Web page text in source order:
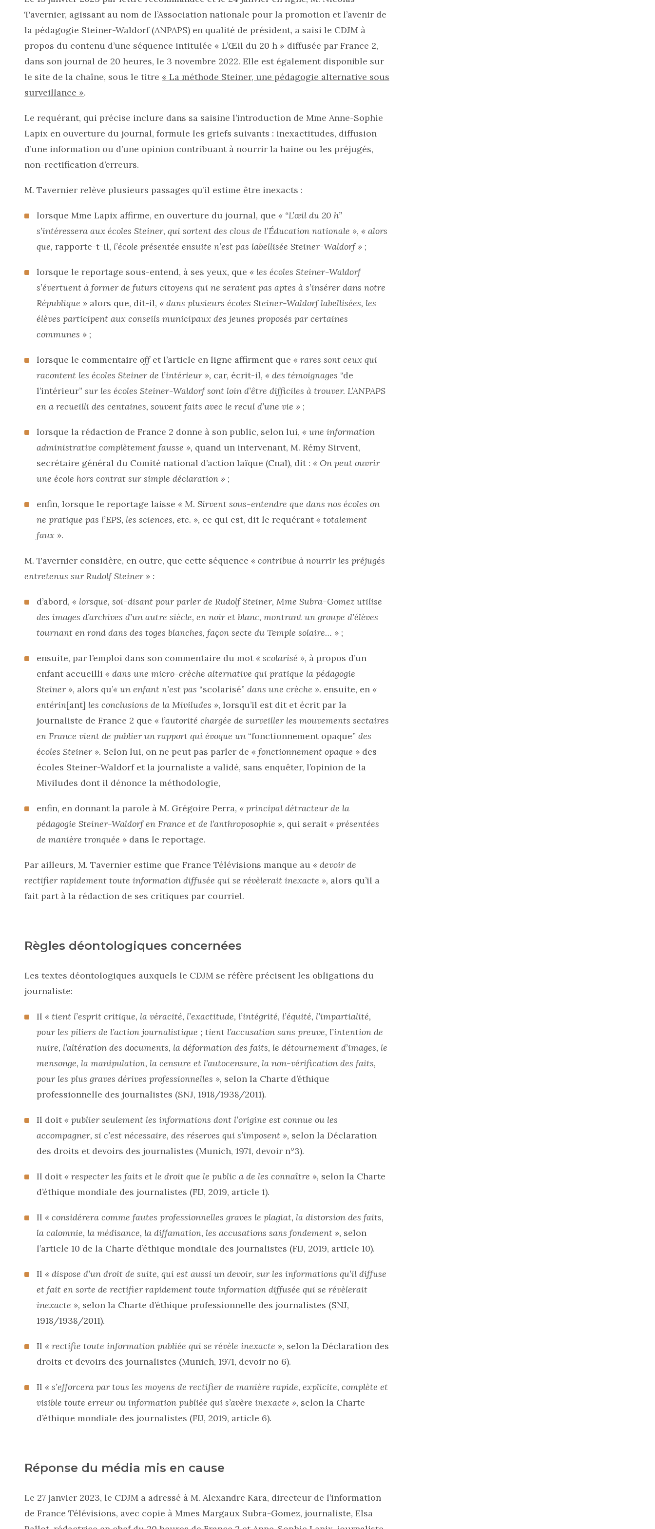
Tavernier, agissant au nom de l’Association nationale pour la promotion et l’avenir de
la pédagogie Steiner-Waldorf (ANPAPS) en qualité de président, a saisi le CDJM à
propos du contenu d’une séquence intitulée « L’Œil du 20 h » diffusée par France 2,
dans son journal de 20 heures, le 3 novembre 2022. Elle est également disponible sur
le site de la chaîne, sous le titre « La méthode Steiner, une pédagogie alternative sous
surveillance ».
Le requérant, qui précise inclure dans sa saisine l’introduction de Mme Anne-Sophie
Lapix en ouverture du journal, formule les griefs suivants : inexactitudes, diffusion
d’une information ou d’une opinion contribuant à nourrir la haine ou les préjugés,
non-rectification d’erreurs.
M. Tavernier relève plusieurs passages qu’il estime être inexacts :
lorsque Mme Lapix affirme, en ouverture du journal, que « “L’œil du 20 h”
s’intéressera aux écoles Steiner, qui sortent des clous de l’Éducation nationale », « alors
que, rapporte-t-il, l’école présentée ensuite n’est pas labellisée Steiner-Waldorf » ;
lorsque le reportage sous-entend, à ses yeux, que « les écoles Steiner-Waldorf
s’évertuent à former de futurs citoyens qui ne seraient pas aptes à s’insérer dans notre
République » alors que, dit-il, « dans plusieurs écoles Steiner-Waldorf labellisées, les
élèves participent aux conseils municipaux des jeunes proposés par certaines
communes » ;
lorsque le commentaire offet l’article en ligne affirment que « rares sont ceux qui
racontent les écoles Steiner de l’intérieur », car, écrit-il, « des témoignages “de
l’intérieur” sur les écoles Steiner-Waldorf sont loin d’être difficiles à trouver. L’ANPAPS
en a recueilli des centaines, souvent faits avec le recul d’une vie » ;
lorsque la rédaction de France 2 donne à son public, selon lui, « une information
administrative complètement fausse », quand un intervenant, M. Rémy Sirvent,
secrétaire général du Comité national d’action laïque (Cnal), dit : « On peut ouvrir
une école hors contrat sur simple déclaration » ;
enfin, lorsque le reportage laisse « M. Sirvent sous-entendre que dans nos écoles on
ne pratique pas l’EPS, les sciences, etc. », ce qui est, dit le requérant« totalement
faux ».
M. Tavernier considère, en outre, que cette séquence « contribue à nourrir les préjugés
entretenus sur Rudolf Steiner » :
d’abord, « lorsque, soi-disant pour parler de Rudolf Steiner, Mme Subra-Gomez utilise
des images d’archives d’un autre siècle, en noir et blanc, montrant un groupe d’élèves
tournant en rond dans des toges blanches, façon secte du Temple solaire… » ;
ensuite, par l’emploi dans son commentaire du mot« scolarisé », à propos d’un
enfant accueilli « dans une micro-crèche alternative qui pratique la pédagogie
Steiner », alors qu’« un enfant n’est pas “scolarisé” dans une crèche ». ensuite, en «
entérin[ant] les conclusions de la Miviludes », lorsqu’il est dit et écrit par la
journaliste de France 2 que « l’autorité chargée de surveiller les mouvements sectaires
en France vient de publier un rapport qui évoque un “fonctionnement opaque” des
écoles Steiner ». Selon lui, on ne peut pas parler de « fonctionnement opaque » des
écoles Steiner-Waldorf et la journaliste a validé, sans enquêter, l’opinion de la
Miviludes dont il dénonce la méthodologie,
enfin, en donnant la parole à M. Grégoire Perra, « principal détracteur de la
pédagogie Steiner-Waldorf en France et de l’anthroposophie », qui serait« présentées
de manière tronquée » dans le reportage.
Par ailleurs, M. Tavernier estime que France Télévisions manque au « devoir de
rectifier rapidement toute information diffusée qui se révèlerait inexacte », alors qu’il a
fait part à la rédaction de ses critiques par courriel.
Règles déontologiques concernées
Les textes déontologiques auxquels le CDJM se réfère précisent les obligations du
journaliste:
Il « tient l’esprit critique, la véracité, l’exactitude, l’intégrité, l’équité, l’impartialité,
pour les piliers de l’action journalistique ; tient l’accusation sans preuve, l’intention de
nuire, l’altération des documents, la déformation des faits, le détournement d’images, le
mensonge, la manipulation, la censure et l’autocensure, la non-vérification des faits,
pour les plus graves dérives professionnelles », selon la Charte d’éthique
professionnelle des journalistes (SNJ, 1918/1938/2011).
Il doit« publier seulement les informations dont l’origine est connue ou les
accompagner, si c’est nécessaire, des réserves qui s’imposent », selon la Déclaration
des droits et devoirs des journalistes (Munich, 1971, devoir n°3).
Il doit« respecter les faits et le droit que le public a de les connaître », selon la Charte
d’éthique mondiale des journalistes (FIJ, 2019, article 1).
Il « considérera comme fautes professionnelles graves le plagiat, la distorsion des faits,
la calomnie, la médisance, la diffamation, les accusations sans fondement », selon
l’article 10 de la Charte d’éthique mondiale des journalistes (FIJ, 2019, article 10).
Il « dispose d’un droit de suite, qui est aussi un devoir, sur les informations qu’il diffuse
et fait en sorte de rectifier rapidement toute information diffusée qui se révèlerait
inexacte », selon la Charte d’éthique professionnelle des journalistes (SNJ,
1918/1938/2011).
Il « rectifie toute information publiée qui se révèle inexacte », selon la Déclaration des
droits et devoirs des journalistes (Munich, 1971, devoir no 6).
Il « s’efforcera par tous les moyens de rectifier de manière rapide, explicite, complète et
visible toute erreur ou information publiée qui s’avère inexacte », selon la Charte
d’éthique mondiale des journalistes (FIJ, 2019, article 6).
Réponse du média mis en cause
Le 27 janvier 2023, le CDJM a adressé à M. Alexandre Kara, directeur de l’information
de France Télévisions, avec copie à Mmes Margaux Subra-Gomez, journaliste, Elsa